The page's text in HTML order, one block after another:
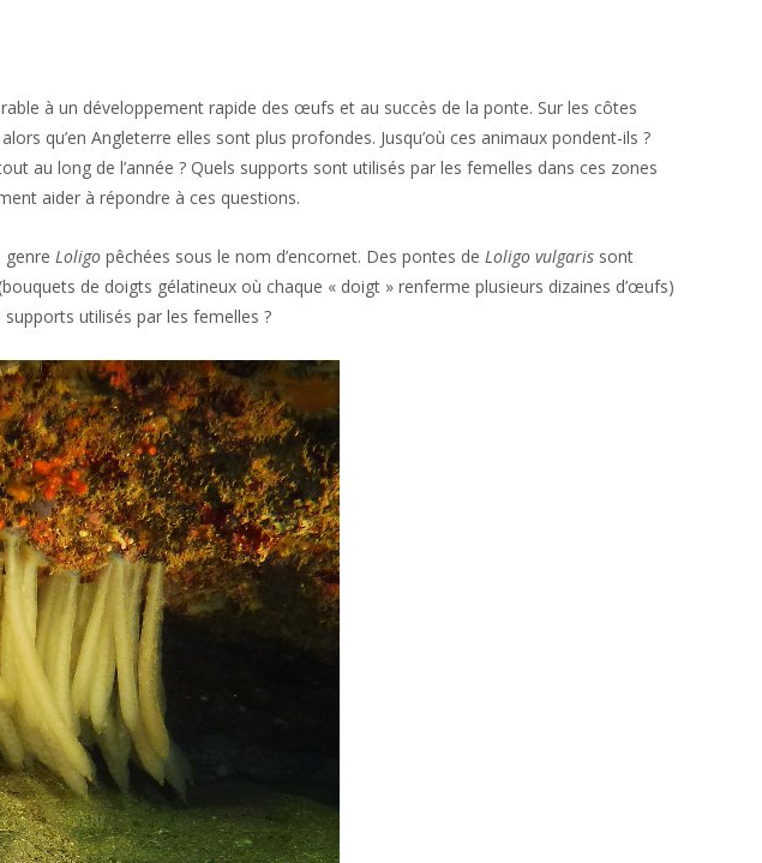
à un développement rapide des œufs et au succès de la ponte. Sur les côtes
qu’en Angleterre elles sont plus profondes. Jusqu’où ces animaux pondent-ils ?
au long de l’année ? Quels supports sont utilisés par les femelles dans ces zones
aider à répondre à ces questions.
genre Loligo pêchées sous le nom d’encornet. Des pontes de Loligo vulgaris sont
de doigts gélatineux où chaque « doigt » renferme plusieurs dizaines d’œufs)
utilisés par les femelles ?